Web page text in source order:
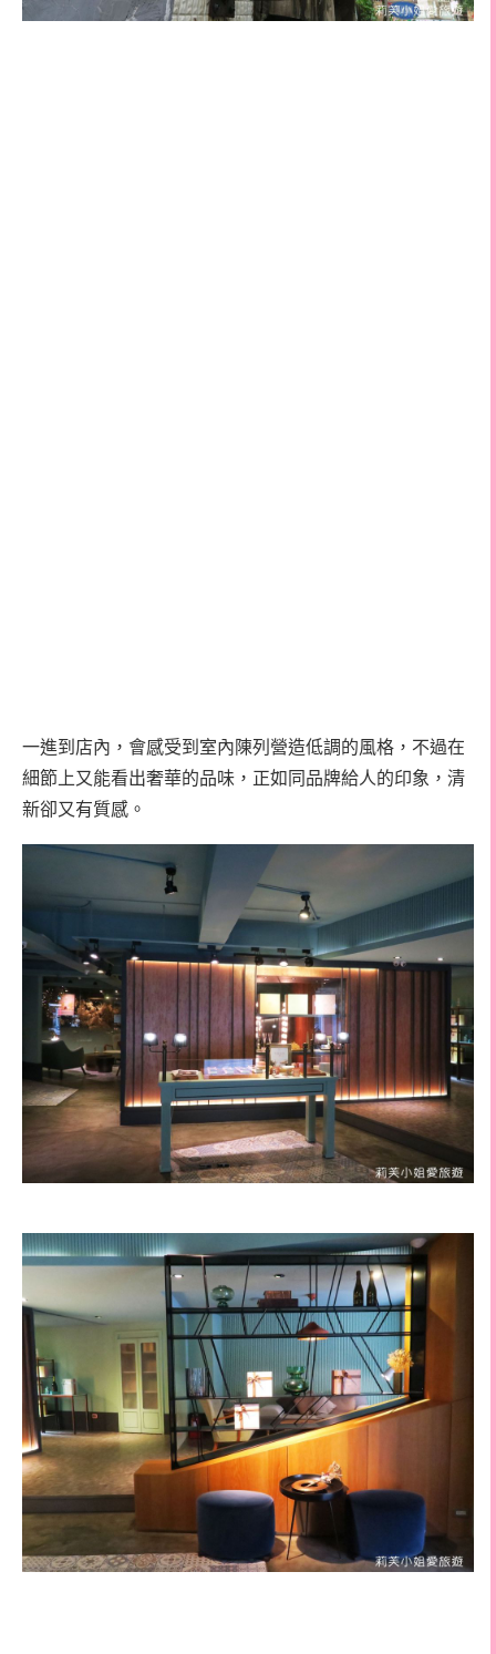
一進到店內，會感受到室內陳列營造低調的風格，不過在
細節上又能看出奢華的品味，正如同品牌給人的印象，清
新卻又有質感。